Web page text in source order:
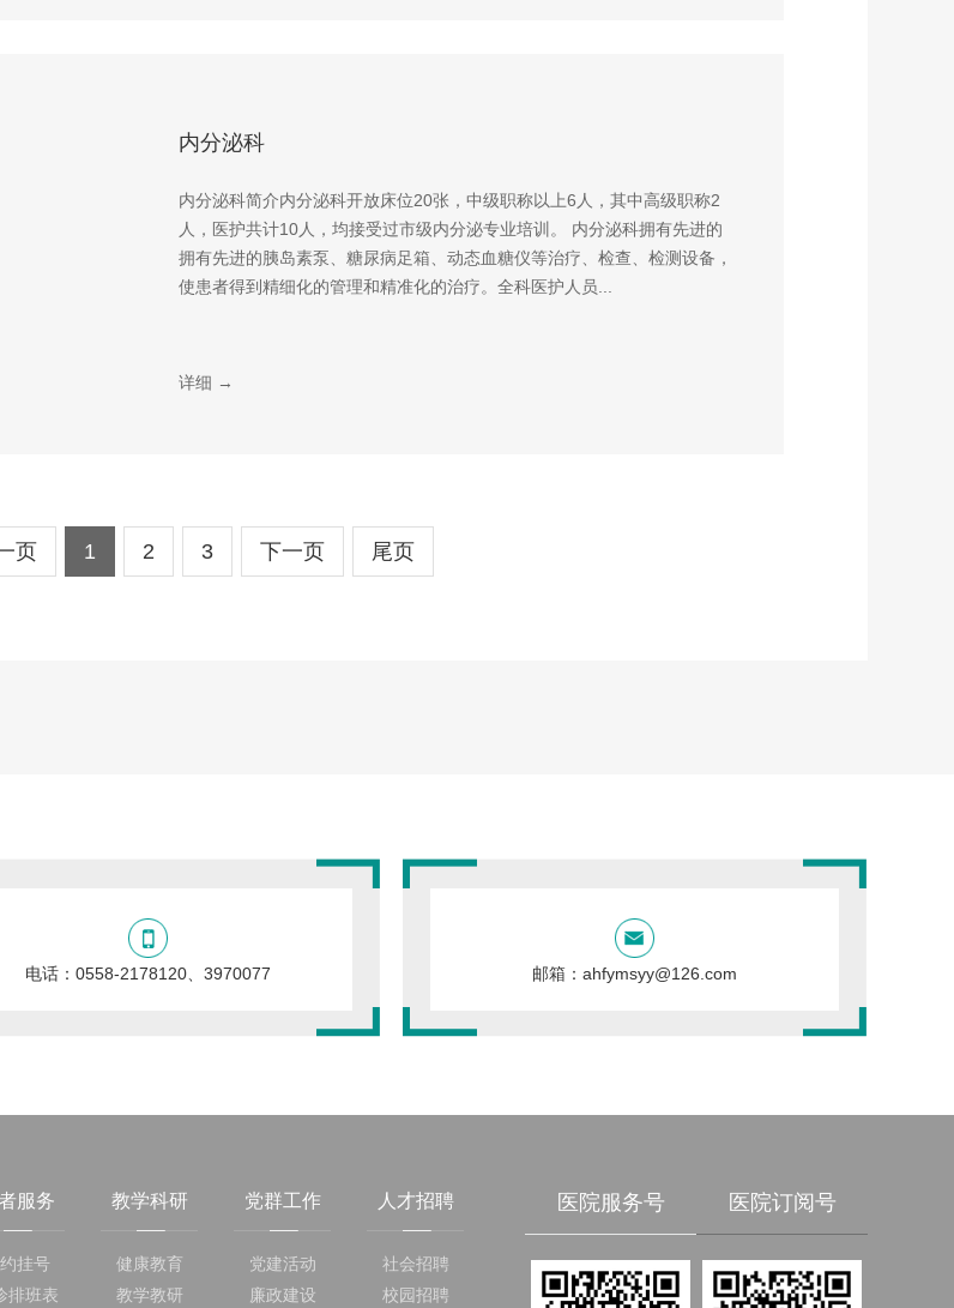
内分泌科
内分泌科简介内分泌科开放床位20张，中级职称以上6人，其中高级职称2
人，医护共计10人，均接受过市级内分泌专业培训。 内分泌科拥有先进的
拥有先进的胰岛素泵、糖尿病足箱、动态血糖仪等治疗、检查、检测设备，
使患者得到精细化的管理和精准化的治疗。全科医护人员...
详细 →
页 1 2 3 下一页 尾页
电话：0558-2178120、3970077 邮箱：ahfymsyy@126.com
服务
挂号
排班表
教学科研
健康教育
教学教研
党群工作
党建活动
廉政建设
人才招聘
社会招聘
校园招聘
医院服务号 医院订阅号